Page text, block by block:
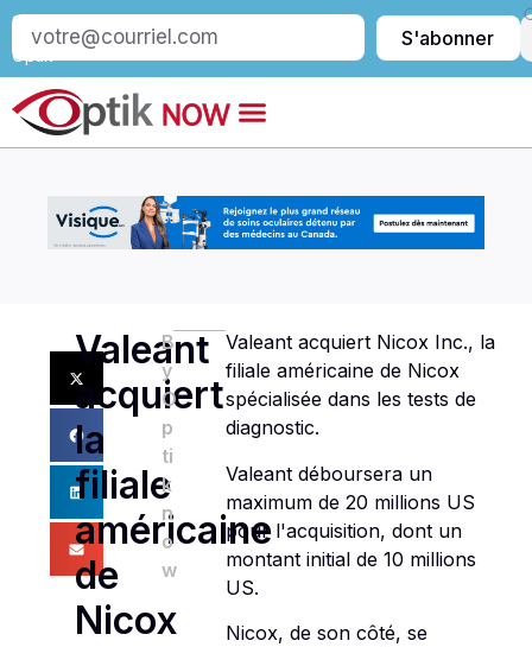
S’abonner
Optik
S'abonner
Valeant
acquiert
la
filiale
américaine
de
Nicox
B
y
O
p
ti
k
n
o
w
Valeant acquiert Nicox Inc., la
filiale américaine de Nicox
spécialisée dans les tests de
diagnostic.
Valeant déboursera un
maximum de 20 millions US
pour l'acquisition, dont un
montant initial de 10 millions
US.
Nicox, de son côté, se